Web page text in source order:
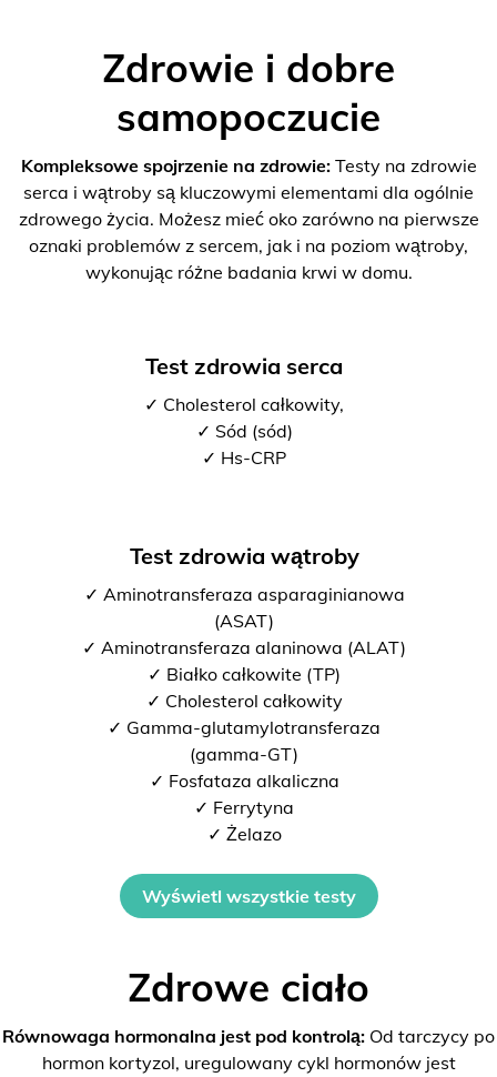
Zdrowie i dobre
samopoczucie
Kompleksowe spojrzenie na zdrowie:Testy na zdrowie
serca i wątroby są kluczowymi elementami dla ogólnie
zdrowego życia. Możesz mieć oko zarówno na pierwsze
oznaki problemów z sercem, jak i na poziom wątroby,
wykonując różne badania krwi w domu.
Test zdrowia serca
✓ Cholesterol całkowity,
✓ Sód (sód)
✓ Hs-CRP
Test zdrowia wątroby
✓ Aminotransferaza asparaginianowa
(ASAT)
✓ Aminotransferaza alaninowa (ALAT)
✓ Białko całkowite (TP)
✓ Cholesterol całkowity
✓ Gamma-glutamylotransferaza
(gamma-GT)
✓ Fosfataza alkaliczna
✓ Ferrytyna
✓ Żelazo
Wyświetl wszystkie testy
Zdrowe ciało
Równowaga hormonalna jest pod kontrolą: Od tarczycy po
hormon kortyzol, uregulowany cykl hormonów jest